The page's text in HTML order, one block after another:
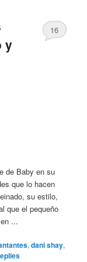
y
16
de Baby en su
que lo hacen
su estilo,
que el pequeño
...
,dani shay,